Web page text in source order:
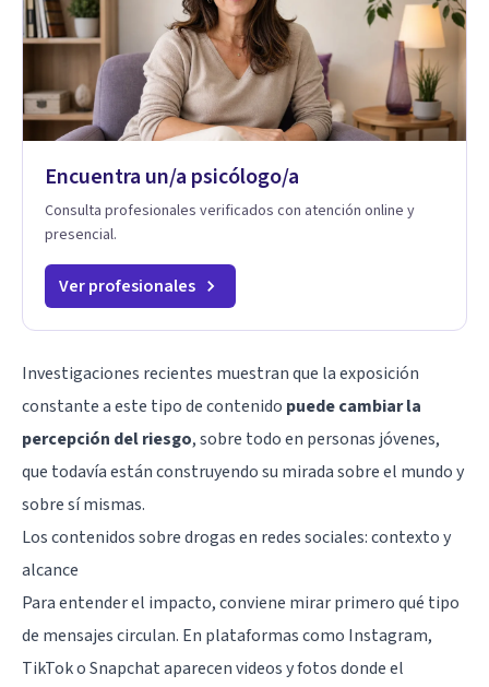
Encuentra un/a psicólogo/a
Consulta profesionales verificados con atención online y
presencial.
Ver profesionales
Investigaciones recientes muestran que la exposición
constante a este tipo de contenido puede cambiar la
percepción del riesgo, sobre todo en personas jóvenes,
que todavía están construyendo su mirada sobre el mundo y
sobre sí mismas.
Los contenidos sobre drogas en redes sociales: contexto y
alcance
Para entender el impacto, conviene mirar primero qué tipo
de mensajes circulan. En plataformas como Instagram,
TikTok o Snapchat aparecen videos y fotos donde el